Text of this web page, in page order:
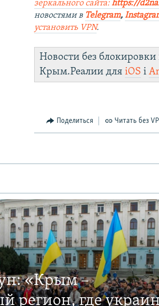
зеркального сайта:https://
новостями в Telegram,
установить VPN.
Новости без
Крым.Реалии дляiOS і
Поделиться Читать без
«Крым –
регион, где